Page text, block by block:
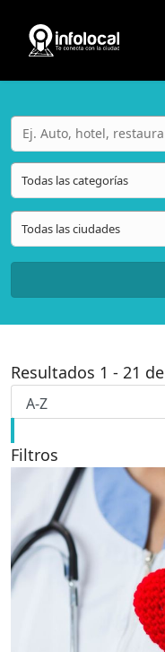
Resultados 1 - 21 de
Filtros